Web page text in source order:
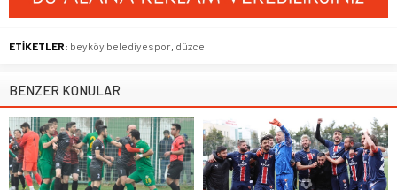
ETİKETLER: beyköy belediyespor düzce
BENZER KONULAR